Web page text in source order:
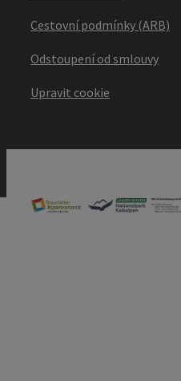
Cestovní podmínky (ARB)
Odstoupení od smlouvy
Upravit cookie